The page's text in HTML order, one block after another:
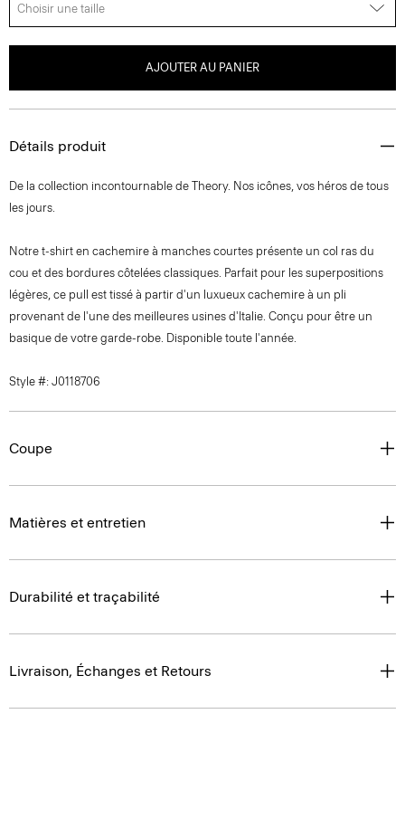
Choisir une taille
AJOUTER AU PANIER
Détails produit
De la collection incontournable de Theory. Nos icônes, vos héros de tous
les jours.
Notre t-shirt en cachemire à manches courtes présente un col ras du
cou et des bordures côtelées classiques. Parfait pour les superpositions
légères, ce pull est tissé à partir d'un luxueux cachemire à un pli
provenant de l'une des meilleures usines d'Italie. Conçu pour être un
basique de votre garde-robe. Disponible toute l'année.
Style #: J0118706
Coupe
Matières et entretien
Durabilité et traçabilité
Livraison, Échanges et Retours